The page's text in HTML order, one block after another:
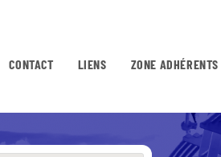
CONTACT LIENS ZONE ADHÉRENTS